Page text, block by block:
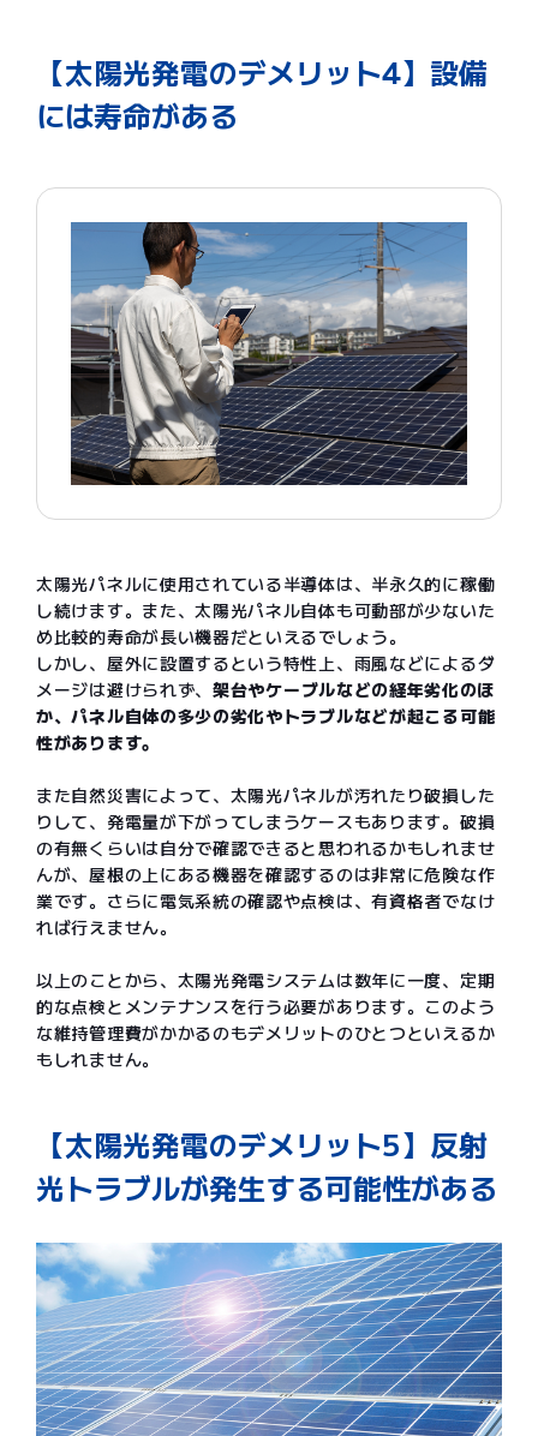
【太陽光発電のデメリット4】設備
には寿命がある
太陽光パネルに使用されている半導体は、半永久的に稼働
し続けます。また、太陽光パネル自体も可動部が少ないた
め比較的寿命が長い機器だといえるでしょう。
しかし、屋外に設置するという特性上、雨風などによるダ
メージは避けられず、 架台やケーブルなどの経年劣化のほ
か、パネル自体の多少の劣化やトラブルなどが起こる可能
性があります。
また自然災害によって、太陽光パネルが汚れたり破損した
りして、発電量が下がってしまうケースもあります。破損
の有無くらいは自分で確認できると思われるかもしれませ
んが、屋根の上にある機器を確認するのは非常に危険な作
業です。さらに電気系統の確認や点検は、有資格者でなけ
れば行えません。
以上のことから、太陽光発電システムは数年に一度、定期
的な点検とメンテナンスを行う必要があります。このよう
な維持管理費がかかるのもデメリットのひとつといえるか
もしれません。
【太陽光発電のデメリット5】反射
光トラブルが発生する可能性がある